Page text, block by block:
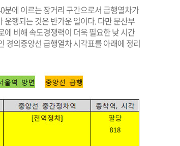
에 이르는 장거리 구간으로서 급행열차가
행되는 것은 반가운 일이다. 다만 문산부
비해 속도경쟁력이 더욱 필요한 낮 시간
경의중앙선 급행열차 시각표를 아래에 정리